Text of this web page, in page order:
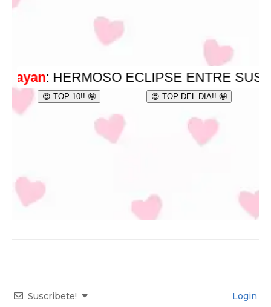
Suscribete! Login